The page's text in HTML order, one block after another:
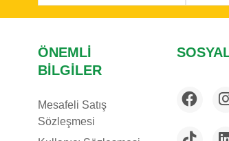
ÖNEMLI
BILGILER
Mesafeli Satış
Sözleşmesi